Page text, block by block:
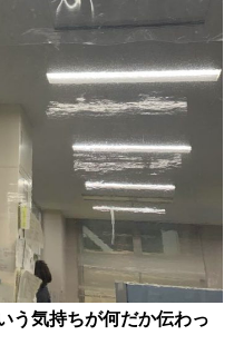
う気持ちが何だか伝わっ